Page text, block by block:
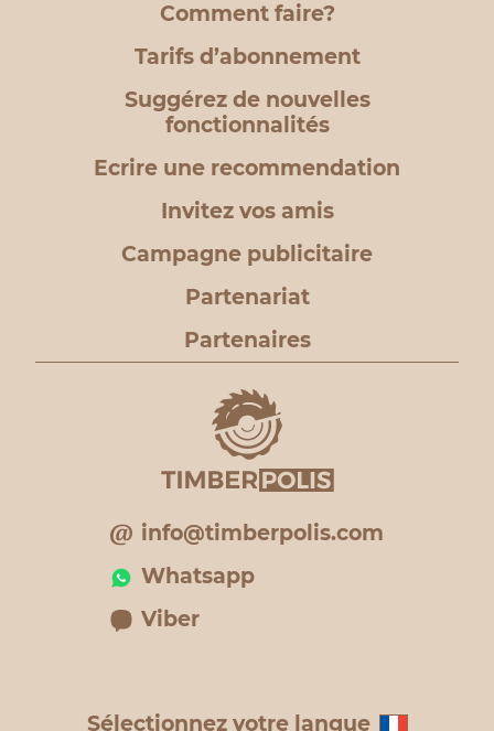
Comment faire?
Tarifs d’abonnement
Suggérez de nouvelles
fonctionnalités
Ecrire une recommendation
Invitez vos amis
Campagne publicitaire
Partenariat
Partenaires
info@timberpolis.com
Whatsapp
Viber
Sélectionnez votre langue